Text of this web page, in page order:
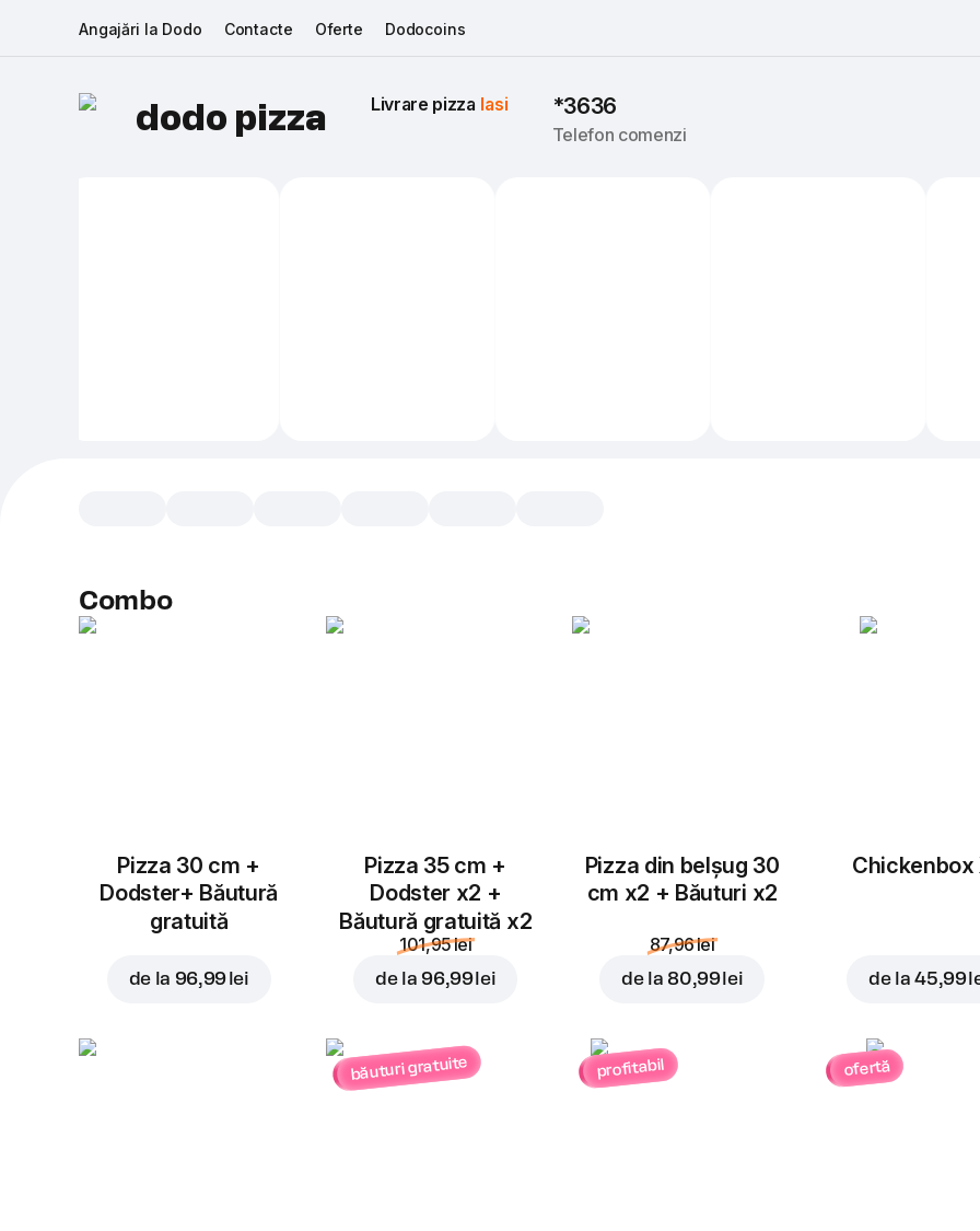
Angajări la Dodo Contacte Oferte Dodocoins
dodo pizza Livrare pizza Iasi *3636
Telefon comenzi
Adaugă topping
Ardei
Jalapeno
3,00 lei
Combo
Pizza 30 cm +
Dodster+ Băutură
gratuită
de la 96,99 lei
Pizza 35 cm +
Dodster x2 +
Băutură gratuită x2
101,95 lei
de la 96,99 lei
Pizza din belșug 30
cm x2 + Băuturi x2
87,96 lei
de la 80,99 lei
Chickenbox
de la45,99
băuturi gratuite profitabil ofertă